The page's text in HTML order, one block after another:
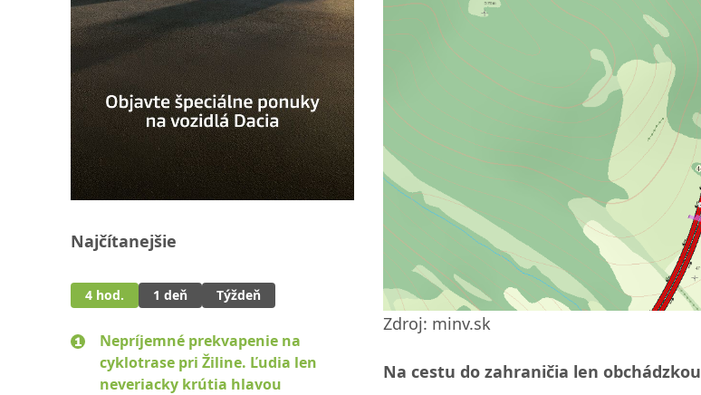
Najčítanejšie
4 hod. 1 deň Týždeň
Nepríjemné prekvapenie na
cyklotrase pri Žiline. Ľudia len
neveriacky krútia hlavou
Zdroj: minv.sk
Na cestu do zahraničia len obchádzkou